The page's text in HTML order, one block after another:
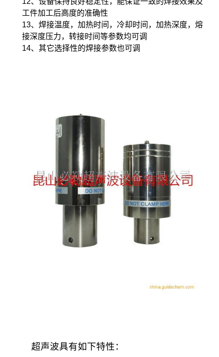
工件加工后高度的准确性
13、焊接温度，加热时间，冷却时间，加热深度，熔
接深度压力，转接时间等参数均可调
14、其它选择性的焊接参数也可调
超声波具有如下特性：